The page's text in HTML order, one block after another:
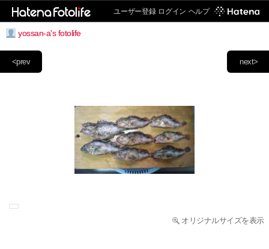
ユーザー登録 ログイン ヘルプ
yossan-a's fotolife
next>
<prev
オリジナルサイズを表示